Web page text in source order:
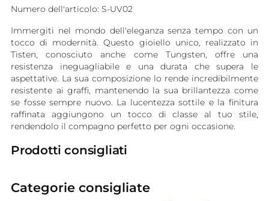
Numero dell'articolo: S-UV02
Immergiti nel mondo dell'eleganza senza tempo con un
tocco di modernità. Questo gioiello unico, realizzato in
Tisten, conosciuto anche come Tungsten, offre una
resistenza ineguagliabile e una durata che supera le
aspettative. La sua composizione lo rende incredibilmente
resistente ai graffi, mantenendo la sua brillantezza come
se fosse sempre nuovo. La lucentezza sottile e la finitura
raffinata aggiungono un tocco di classe al tuo stile,
rendendolo il compagno perfetto per ogni occasione.
Prodotti consigliati
Categorie consigliate